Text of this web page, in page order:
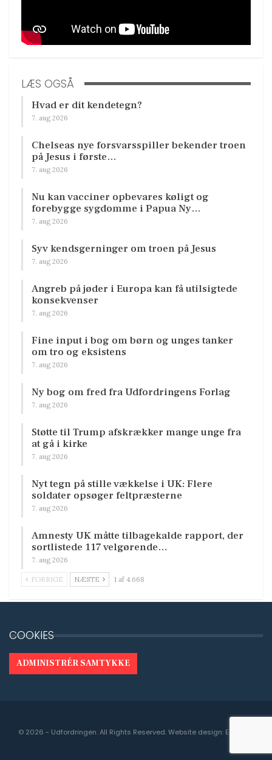
LÆS OGSÅ
Hvad er dit kendetegn?
7. aug 2026
Chelseas nye forsvarsspiller bekender troen
på Jesus i første…
7. aug 2026
Nu kan vacciner opbevares køligt og
forebygge sygdomme i Papua Ny…
7. aug 2026
Syv kendsgerninger om troen på Jesus
7. aug 2026
Angreb på jøder i Europa kan få utilsigtede
konsekvenser
7. aug 2026
Fine input i bog om børn og unges tanker
om tro og eksistens
7. aug 2026
Ny bog om fred fra Udfordringens Forlag
7. aug 2026
Støtte til Trump afskrækker mange unge fra
at gå i kirke
7. aug 2026
Nyt tegn på stille vækkelse i UK: Flere
soldater opsøger feltpræsterne
7. aug 2026
Amnesty UK måtte tilbagekalde rapport, der
sortlistede 117 velgørende…
7. aug 2026
FORRIGE NÆSTE 1 af 4.668
COOKIES
ADMINISTRÉR SAMTYKKE
© 2026 - Udfordringen. All Rights Reserved.Website design: Engedal